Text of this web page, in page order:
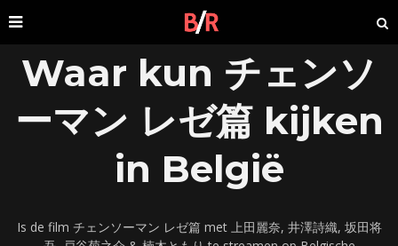
Waar kun チェンソ
ーマン レゼ篇 kijken
in België
Is de film チェンソーマン レゼ篇 met 上田麗奈, 井澤詩織, 坂田将